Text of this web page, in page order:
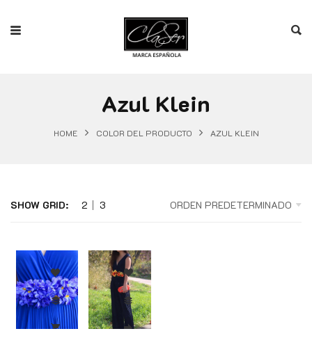
Azul Klein
HOME COLOR DEL PRODUCTO AZUL KLEIN
SHOW GRID: 2 3 ORDEN PREDETERMINADO